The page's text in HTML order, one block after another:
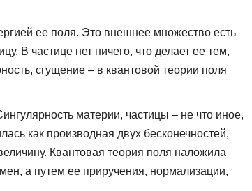
ее поля. Это внешнее множество есть
В частице нет ничего, что делает ее тем,
сгущение – в квантовой теории поля
материи, частицы – не что иное,
как производная двух бесконечностей,
Квантовая теория поля наложила
а путем ее приручения, нормализации,